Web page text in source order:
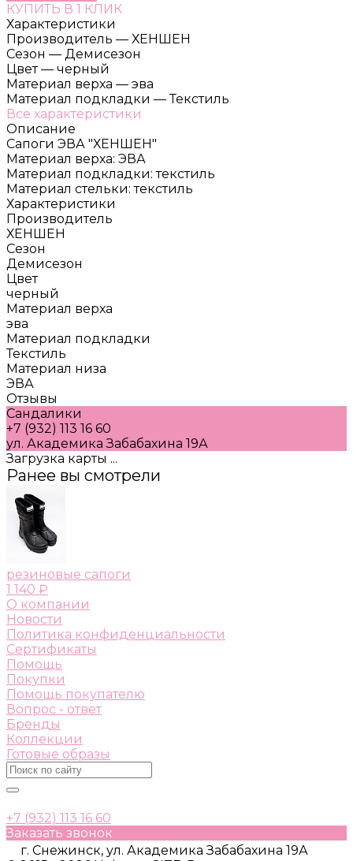
КУПИТЬ В 1 КЛИК
Характеристики
Производитель — ХЕНШЕН
Сезон — Демисезон
Цвет — черный
Материал верха — эва
Материал подкладки — Текстиль
Все характеристики
Описание
Сапоги ЭВА "ХЕНШЕН"
Материал верха: ЭВА
Материал подкладки: текстиль
Материал стельки: текстиль
Характеристики
Производитель
ХЕНШЕН
Сезон
Демисезон
Цвет
черный
Материал верха
эва
Материал подкладки
Текстиль
Материал низа
ЭВА
Отзывы
Сандалики
+7 (932) 113 16 60
ул. Академика Забабахина 19А
Загрузка карты ...
Ранее вы смотрели
резиновые сапоги
1 140 ₽
О компании
Новости
Политика конфиденциальности
Сертификаты
Помощь
Покупки
Помощь покупателю
Вопрос - ответ
Бренды
Коллекции
Готовые образы
+7 (932) 113 16 60
Заказать звонок
г. Снежинск, ул. Академика Забабахина 19А